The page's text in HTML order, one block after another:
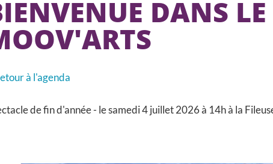
DANS
à l'agenda
de fin d'année - le samedi 4 juillet 2026 à 14h à la